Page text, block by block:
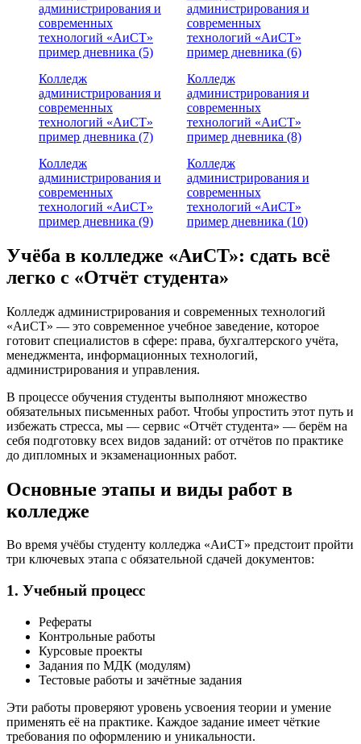
администрирования и
современных
технологий «АиСТ»
пример дневника (5)
администрирования и
современных
технологий «АиСТ»
пример дневника (6)
Колледж
администрирования и
современных
технологий «АиСТ»
пример дневника (7)
Колледж
администрирования и
современных
технологий «АиСТ»
пример дневника (8)
Колледж
администрирования и
современных
технологий «АиСТ»
пример дневника (9)
Колледж
администрирования и
современных
технологий «АиСТ»
пример дневника (10)
Учёба в колледже «АиСТ»: сдать всё
легко с «Отчёт студента»
Колледж администрирования и современных технологий
«АиСТ» — это современное учебное заведение, которое
готовит специалистов в сфере: права, бухгалтерского учёта,
менеджмента, информационных технологий,
администрирования и управления.
В процессе обучения студенты выполняют множество
обязательных письменных работ. Чтобы упростить этот путь и
избежать стресса, мы — сервис «Отчёт студента» — берём на
себя подготовку всех видов заданий: от отчётов по практике
до дипломных и экзаменационных работ.
Основные этапы и виды работ в
колледже
Во время учёбы студенту колледжа «АиСТ» предстоит пройти
три ключевых этапа с обязательной сдачей документов:
1. Учебный процесс
Рефераты
Контрольные работы
Курсовые проекты
Задания по МДК (модулям)
Тестовые работы и зачётные задания
Эти работы проверяют уровень усвоения теории и умение
применять её на практике. Каждое задание имеет чёткие
требования по оформлению и уникальности.